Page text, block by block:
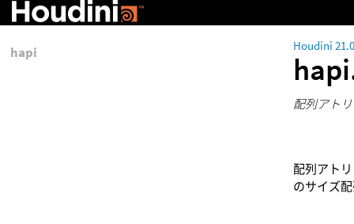
Houdini 21.0
配列アト
配列アト
のサイズ
hapi